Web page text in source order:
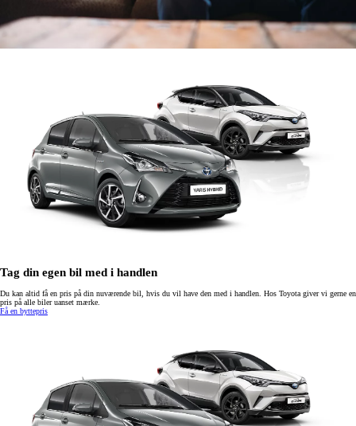
Tag din egen bil med i handlen
Du kan altid få en pris på din nuværende bil, hvis du vil have den med i handlen. Hos Toyota giver vi gerne en
pris på alle biler uanset mærke.
Få en byttepris